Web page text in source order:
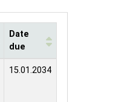
Date
due
15.01.2034